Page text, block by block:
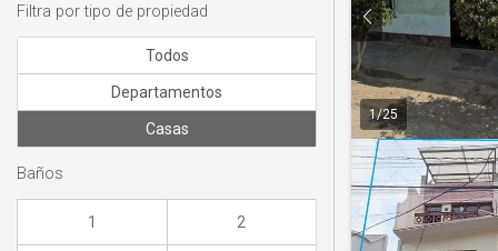
1/25
Filtra por tipo de propiedad
Todos
Departamentos
Casas
Baños
1 2